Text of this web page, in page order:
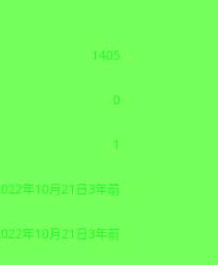
1405
0
1
年10月21日3年前
年10月21日3年前